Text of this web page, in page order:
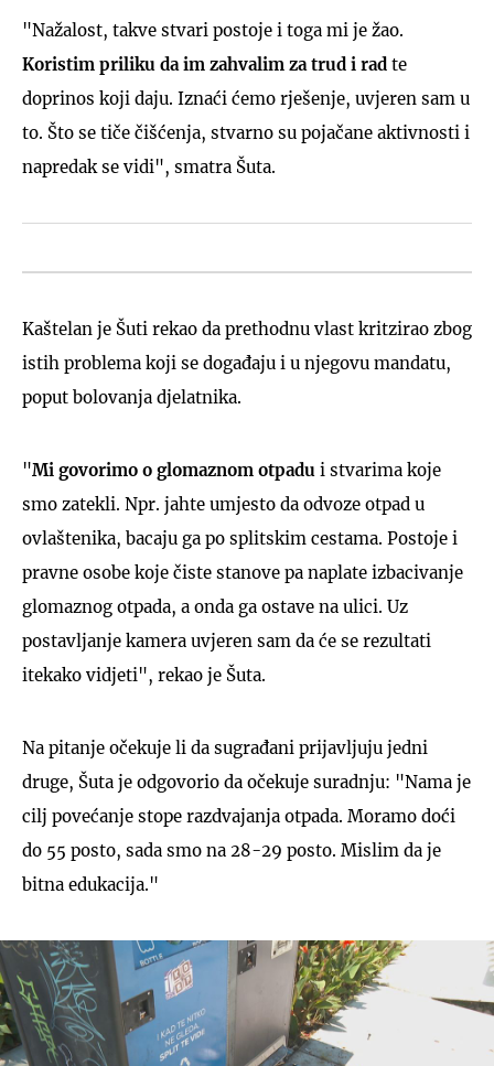
"Nažalost, takve stvari postoje i toga mi je žao.
Koristim priliku da im zahvalim za trud i rad te
doprinos koji daju. Iznaći ćemo rješenje, uvjeren sam u
to. Što se tiče čišćenja, stvarno su pojačane aktivnosti i
napredak se vidi", smatra Šuta.
Kaštelan je Šuti rekao da prethodnu vlast kritzirao zbog
istih problema koji se događaju i u njegovu mandatu,
poput bolovanja djelatnika.
"Mi govorimo o glomaznom otpadu i stvarima koje
smo zatekli. Npr. jahte umjesto da odvoze otpad u
ovlaštenika, bacaju ga po splitskim cestama. Postoje i
pravne osobe koje čiste stanove pa naplate izbacivanje
glomaznog otpada, a onda ga ostave na ulici. Uz
postavljanje kamera uvjeren sam da će se rezultati
itekako vidjeti", rekao je Šuta.
Na pitanje očekuje li da sugrađani prijavljuju jedni
druge, Šuta je odgovorio da očekuje suradnju: "Nama je
cilj povećanje stope razdvajanja otpada. Moramo doći
do 55 posto, sada smo na 28-29 posto. Mislim da je
bitna edukacija."